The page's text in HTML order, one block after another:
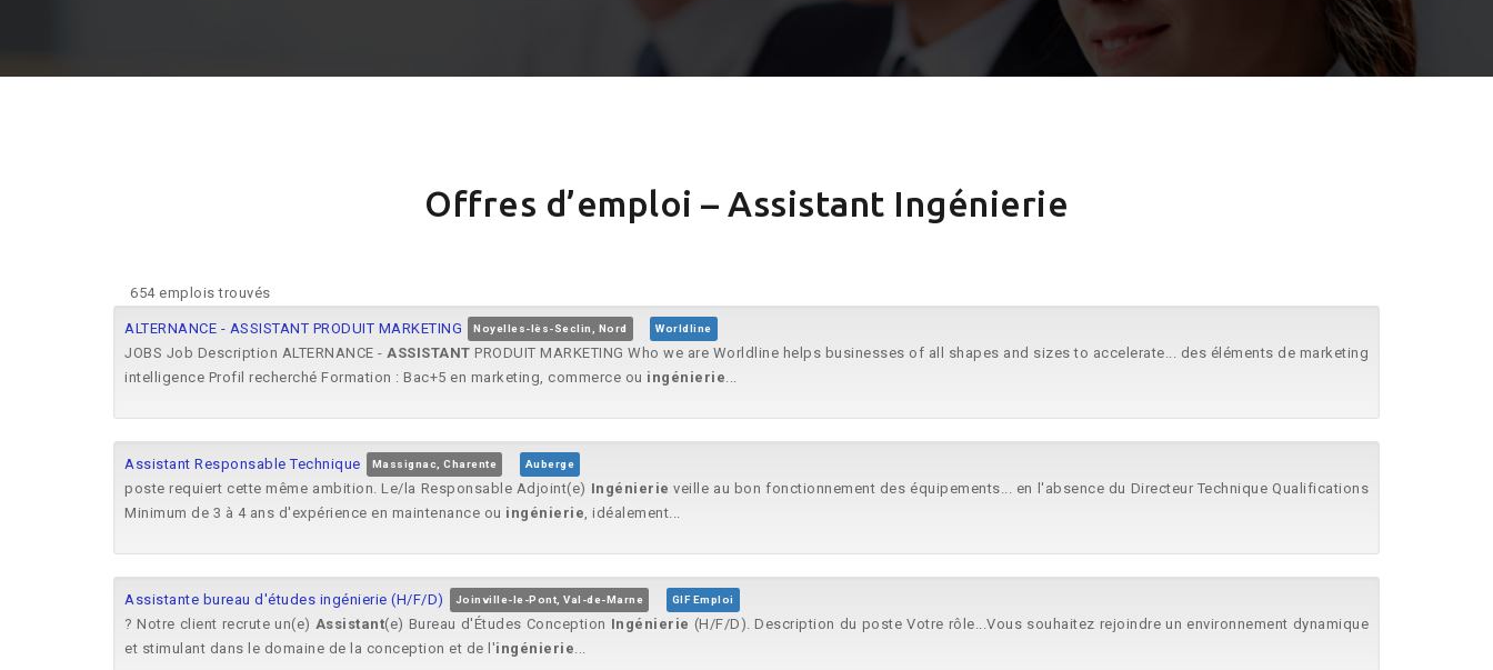
Offres d’emploi – Assistant Ingénierie
654 emplois trouvés
ALTERNANCE - ASSISTANT PRODUIT MARKETING Noyelles-lès-Seclin, Nord Worldline
JOBS Job Description ALTERNANCE - ASSISTANT PRODUIT MARKETING Who we are Worldline helps businesses of all shapes and sizes to accelerate... des éléments de marketing
intelligence Profil recherché Formation : Bac+5 en marketing, commerce ou ingénierie...
Assistant Responsable Technique Massignac, Charente Auberge
poste requiert cette même ambition. Le/la Responsable Adjoint(e) Ingénierie veille au bon fonctionnement des équipements... en l'absence du Directeur Technique Qualifications
Minimum de 3 à 4 ans d'expérience en maintenance ou ingénierie, idéalement...
Assistante bureau d'études ingénierie (H/F/D) Joinville-le-Pont, Val-de-Marne GIF Emploi
? Notre client recrute un(e) Assistant(e) Bureau d'Études Conception Ingénierie (H/F/D). Description du poste Votre rôle...Vous souhaitez rejoindre un environnement dynamique
et stimulant dans le domaine de la conception et de l'ingénierie...